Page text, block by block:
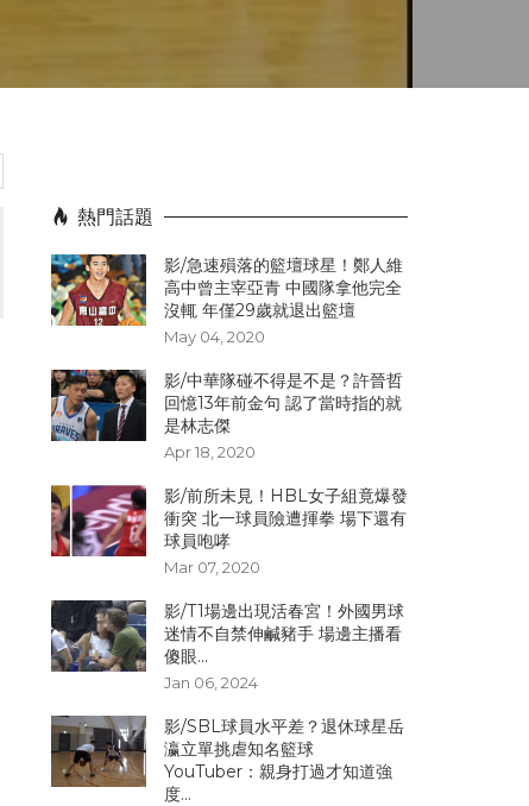
熱門話題
影/急速殞落的籃壇球星！鄭人維
高中曾主宰亞青 中國隊拿他完全
沒輒 年僅29歲就退出籃壇
May 04, 2020
影/中華隊碰不得是不是？許晉哲
回憶13年前金句 認了當時指的就
是林志傑
Apr 18, 2020
影/前所未見！HBL女子組竟爆發
衝突 北一球員險遭揮拳 場下還有
球員咆哮
Mar 07, 2020
影/T1場邊出現活春宮！外國男球
迷情不自禁伸鹹豬手 場邊主播看
傻眼...
Jan 06, 2024
影/SBL球員水平差？退休球星岳
瀛立單挑虐知名籃球
YouTuber：親身打過才知道強
度...